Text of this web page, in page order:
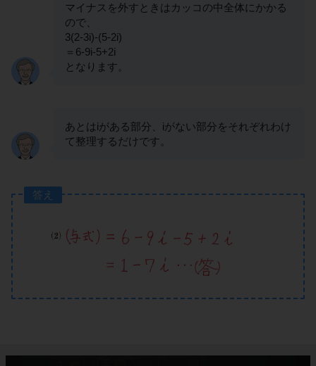
マイナスを外すときはカッコの中全体にかかる
ので、
3(2-3i)-(5-2i)
＝6-9i-5+2i
となります。
あとはiがある部分、iがない部分をそれぞれわけ
て整理するだけです。
答え